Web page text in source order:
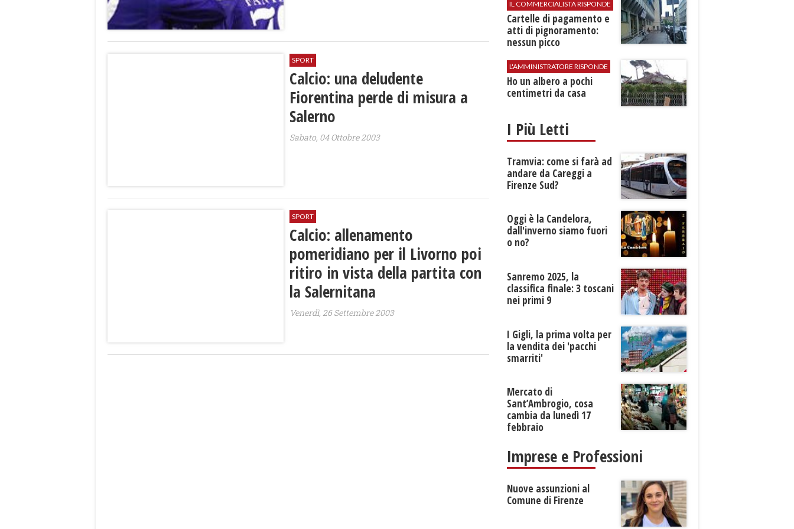
SPORT
Calcio: una deludente
Fiorentina perde di misura a
Salerno
Sabato, 04 Ottobre 2003
SPORT
Calcio: allenamento
pomeridiano per il Livorno poi
ritiro in vista della partita con
la Salernitana
Venerdì, 26 Settembre 2003
IL COMMERCIALISTA RISPONDE
Cartelle di pagamento e
atti di pignoramento:
nessun picco
L'AMMINISTRATORE RISPONDE
Ho un albero a pochi
centimetri da casa
I Più Letti
Tramvia: come si farà ad
andare da Careggi a
Firenze Sud?
Oggi è la Candelora,
dall'inverno siamo fuori
o no?
Sanremo 2025, la
classifica finale: 3 toscani
nei primi 9
I Gigli, la prima volta per
la vendita dei 'pacchi
smarriti'
Mercato di
Sant’Ambrogio, cosa
cambia da lunedì 17
febbraio
Imprese e Professioni
Nuove assunzioni al
Comune di Firenze